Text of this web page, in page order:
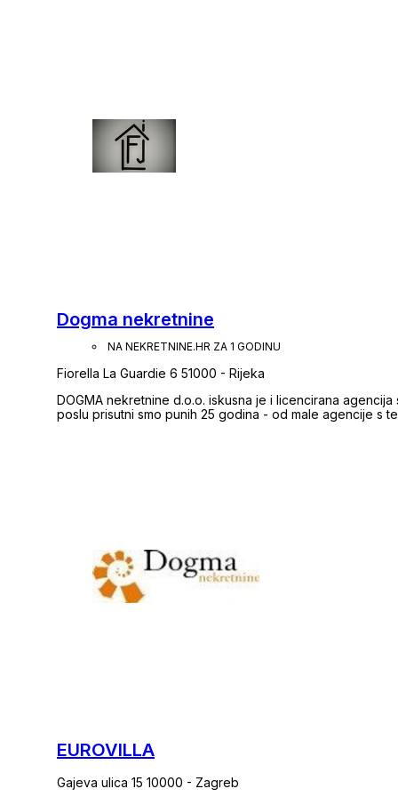
Dogma nekretnine
NA NEKRETNINE.HR ZA 1 GODINU
Fiorella La Guardie 6 51000 - Rijeka
DOGMA nekretnine d.o.o. iskusna je i licencirana
poslu prisutni smo punih 25 godina - od male agencije s
razdoblju, svojim radom i odnosom prema klijentima i
Frankopanska 29; dvije poslovnice u Puli, Anticova 5 i
PROFESIONALNOST Naši educirani i licencirani agenti
prezentacije nekretnine pa sve do trenutka primopredaje
radom, profesionalnošću i poznavanjem tržišta čine sve
PRAVNA SIGURNOST Dogmu pravno prati odvjetnički
EUROVILLA
Gajeva ulica 15 10000 - Zagreb